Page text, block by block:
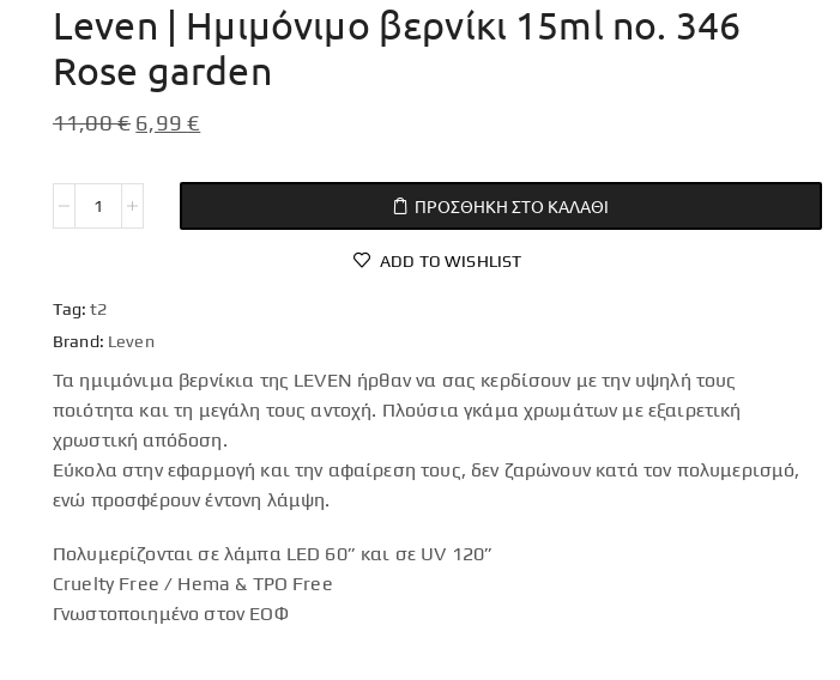
Leven | Ημιμόνιμο βερνίκι 15ml no. 346
Rose garden
11,00€ 6,99€
ΠΡΟΣΘΉΚΗ ΣΤΟ ΚΑΛΆΘΙ
ADD TO WISHLIST
Tag: t2
Brand: Leven
Τα ημιμόνιμα βερνίκια της LEVEN ήρθαν να σας κερδίσουν με την υψηλή τους
ποιότητα και τη μεγάλη τους αντοχή. Πλούσια γκάμα χρωμάτων με εξαιρετική
χρωστική απόδοση.
Εύκολα στην εφαρμογή και την αφαίρεση τους, δεν ζαρώνουν κατά τον πολυμερισμό,
ενώ προσφέρουν έντονη λάμψη.
Πολυμερίζονται σε λάμπα LED 60” και σε UV 120”
Cruelty Free / Hema & TPO Free
Γνωστοποιημένο στον ΕΟΦ